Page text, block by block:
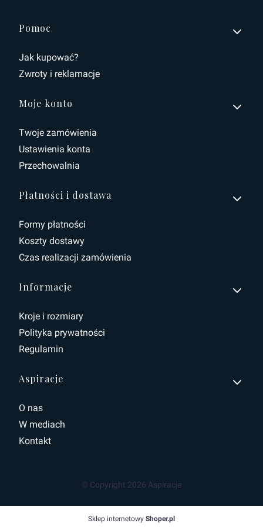
Linki w stopce
Pomoc
Jak kupować?
Zwroty i reklamacje
Moje konto
Twoje zamówienia
Ustawienia konta
Przechowalnia
Płatności i dostawa
Formy płatności
Koszty dostawy
Czas realizacji zamówienia
Informacje
Kroje i rozmiary
Polityka prywatności
Regulamin
Aspiracje
O nas
W mediach
Kontakt
© Copyright 2026 Aspiracje
Sklep internetowy Shoper.pl